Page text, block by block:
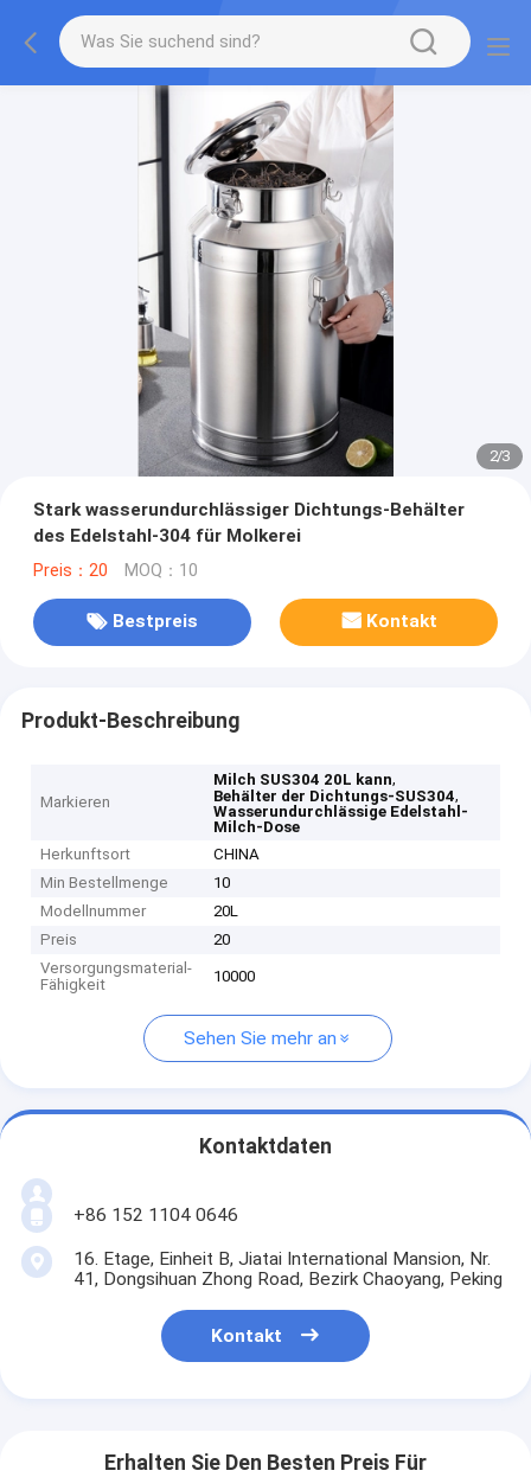
2/3
Stark wasserundurchlässiger Dichtungs-Behälter
des Edelstahl-304 für Molkerei
Preis：20 MOQ：10
Bestpreis Kontakt
Produkt-Beschreibung
Markieren
Milch SUS304 20L kann,
Behälter der Dichtungs-SUS304,
Wasserundurchlässige Edelstahl-
Milch-Dose
Herkunftsort
CHINA
Min Bestellmenge
10
Modellnummer
20L
Preis
20
Versorgungsmaterial-
Fähigkeit
10000
Sehen Sie mehr an
Kontaktdaten
+86 152 1104 0646
16. Etage, Einheit B, Jiatai International Mansion, Nr.
41, Dongsihuan Zhong Road, Bezirk Chaoyang, Peking
Kontakt
Erhalten Sie Den Besten Preis Für